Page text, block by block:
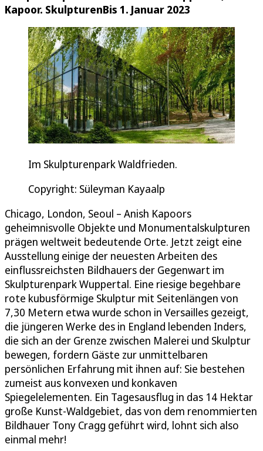
Kapoor. SkulpturenBis 1. Januar 2023
Im Skulpturenpark Waldfrieden.
Copyright: Süleyman Kayaalp
Chicago, London, Seoul – Anish Kapoors
geheimnisvolle Objekte und Monumentalskulpturen
prägen weltweit bedeutende Orte. Jetzt zeigt eine
Ausstellung einige der neuesten Arbeiten des
einflussreichsten Bildhauers der Gegenwart im
Skulpturenpark Wuppertal. Eine riesige begehbare
rote kubusförmige Skulptur mit Seitenlängen von
7,30 Metern etwa wurde schon in Versailles gezeigt,
die jüngeren Werke des in England lebenden Inders,
die sich an der Grenze zwischen Malerei und Skulptur
bewegen, fordern Gäste zur unmittelbaren
persönlichen Erfahrung mit ihnen auf: Sie bestehen
zumeist aus konvexen und konkaven
Spiegelelementen. Ein Tagesausflug in das 14 Hektar
große Kunst-Waldgebiet, das von dem renommierten
Bildhauer Tony Cragg geführt wird, lohnt sich also
einmal mehr!